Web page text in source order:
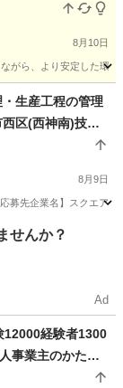
8月10日
がら、より安定した環
・生産工程の管理
区(西神南)技術
8月9日
募先企業名】スクエア
せんか？
Ad
12000経験者1300
事業主のかた要